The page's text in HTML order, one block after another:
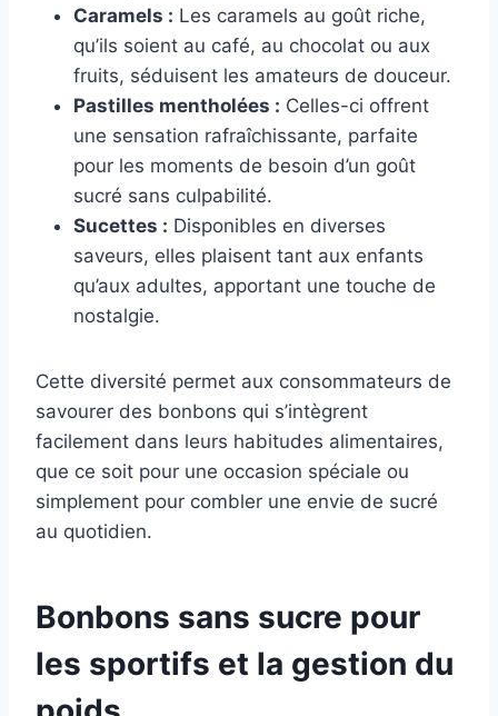
Caramels : Les caramels au goût riche,
qu’ils soient au café, au chocolat ou aux
fruits, séduisent les amateurs de douceur.
Pastilles mentholées : Celles-ci offrent
une sensation rafraîchissante, parfaite
pour les moments de besoin d’un goût
sucré sans culpabilité.
Sucettes : Disponibles en diverses
saveurs, elles plaisent tant aux enfants
qu’aux adultes, apportant une touche de
nostalgie.
Cette diversité permet aux consommateurs de
savourer des bonbons qui s’intègrent
facilement dans leurs habitudes alimentaires,
que ce soit pour une occasion spéciale ou
simplement pour combler une envie de sucré
au quotidien.
Bonbons sans sucre pour
les sportifs et la gestion du